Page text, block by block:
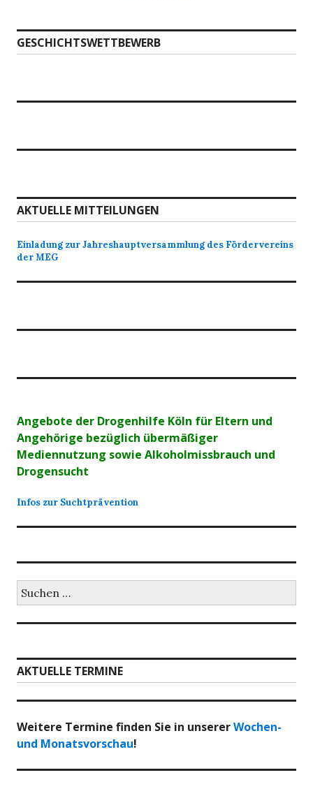
GESCHICHTSWETTBEWERB
AKTUELLE MITTEILUNGEN
Einladung zur Jahreshauptversammlung des Fördervereins
der MEG
Angebote der Drogenhilfe Köln für Eltern und
Angehörige bezüglich übermäßiger
Mediennutzung sowie Alkoholmissbrauch und
Drogensucht
Infos zur Suchtprävention
nach:
AKTUELLE TERMINE
Weitere Termine finden Sie in unsererWochen-
und Monatsvorschau!